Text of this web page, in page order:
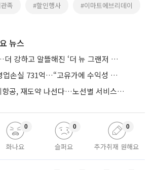
족 #할인행사 #이마트에브리데이
뉴스
효율·AI 더했다…더 강하고 알뜰해진 ‘더 뉴 그랜저 하이브리드’
진에어, 2분기 영업손실 731억…“고유가에 수익성 악화”
새출발 트리니티항공, 재도약 나선다…노선별 서비스 차별화
화나요
0
슬퍼요
0
추가취재 원해요
0